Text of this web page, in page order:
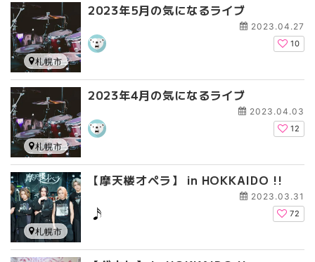
2023年5月の気になるライブ
2023.04.27
10
札幌市
2023年4月の気になるライブ
2023.04.03
12
札幌市
【摩天楼オペラ】 in HOKKAIDO !!
2023.03.31
72
札幌市